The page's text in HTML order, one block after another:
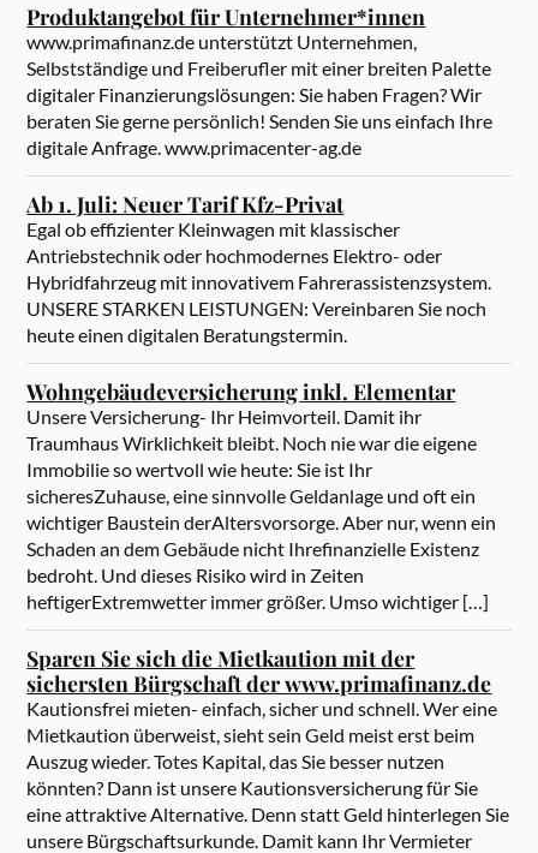
Produktangebot für Unternehmer*innen
www.primafinanz.de unterstützt Unternehmen,
Selbstständige und Freiberufler mit einer breiten Palette
digitaler Finanzierungslösungen: Sie haben Fragen? Wir
beraten Sie gerne persönlich! Senden Sie uns einfach Ihre
digitale Anfrage. www.primacenter-ag.de
Ab 1. Juli: Neuer Tarif Kfz-Privat
Egal ob effizienter Kleinwagen mit klassischer
Antriebstechnik oder hochmodernes Elektro- oder
Hybridfahrzeug mit innovativem Fahrerassistenzsystem.
UNSERE STARKEN LEISTUNGEN: Vereinbaren Sie noch
heute einen digitalen Beratungstermin.
Wohngebäudeversicherung inkl. Elementar
Unsere Versicherung- Ihr Heimvorteil. Damit ihr
Traumhaus Wirklichkeit bleibt. Noch nie war die eigene
Immobilie so wertvoll wie heute: Sie ist Ihr
sicheresZuhause, eine sinnvolle Geldanlage und oft ein
wichtiger Baustein derAltersvorsorge. Aber nur, wenn ein
Schaden an dem Gebäude nicht Ihrefinanzielle Existenz
bedroht. Und dieses Risiko wird in Zeiten
heftigerExtremwetter immer größer. Umso wichtiger […]
Sparen Sie sich die Mietkaution mit der
sichersten Bürgschaft der www.primafinanz.de
Kautionsfrei mieten- einfach, sicher und schnell. Wer eine
Mietkaution überweist, sieht sein Geld meist erst beim
Auszug wieder. Totes Kapital, das Sie besser nutzen
könnten? Dann ist unsere Kautionsversicherung für Sie
eine attraktive Alternative. Denn statt Geld hinterlegen Sie
unsere Bürgschaftsurkunde. Damit kann Ihr Vermieter